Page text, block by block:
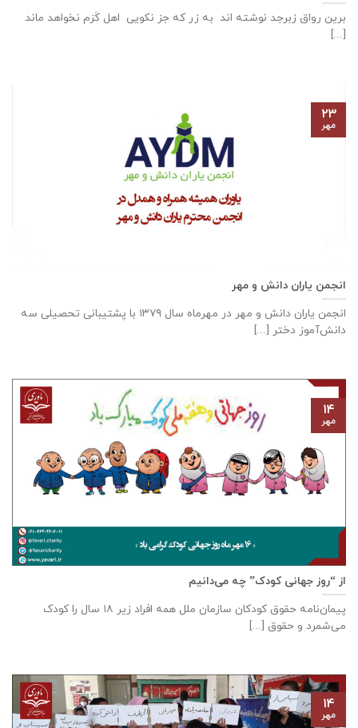
برین رواق زبرجد نوشته اند به زر که جز نکویی اهل کَرَم نخواهد ماند
[...]
انجمن یاران دانش و مهر
انجمن یاران دانش و مهر در مهرماه سال ۱۳۷۹ با پشتیبانی تحصیلی سه
دانش‌آموز دختر [...]
۲۳
مهر
از “روز جهانی کودک” چه می‌دانیم
پیمان‌نامه‌ حقوق کودکان سازمان ملل همه‌ افراد زیر ۱۸ سال را کودک
می‌شمرد و حقوق [...]
۱۴
مهر
۱۴
مهر